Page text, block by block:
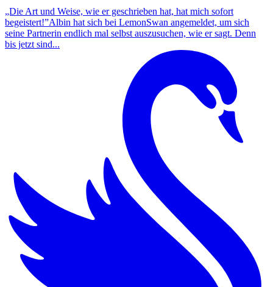
„Die Art und Weise, wie er geschrieben hat, hat mich sofort
begeistert!”Albin hat sich bei LemonSwan angemeldet, um sich
seine Partnerin endlich mal selbst auszusuchen, wie er sagt. Denn
bis jetzt sind...